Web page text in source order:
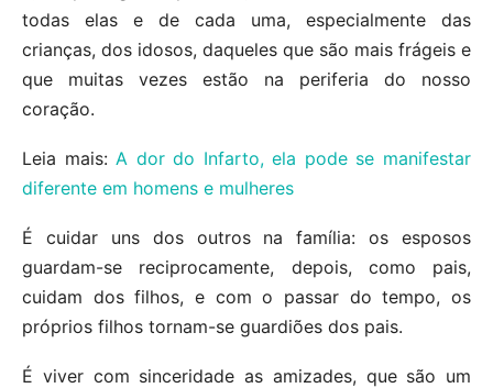
todas elas e de cada uma, especialmente das
crianças, dos idosos, daqueles que são mais frágeis e
que muitas vezes estão na periferia do nosso
coração.
Leia mais: A dor do Infarto, ela pode se manifestar
diferente em homens e mulheres
É cuidar uns dos outros na família: os esposos
guardam-se reciprocamente, depois, como pais,
cuidam dos filhos, e com o passar do tempo, os
próprios filhos tornam-se guardiões dos pais.
É viver com sinceridade as amizades, que são um